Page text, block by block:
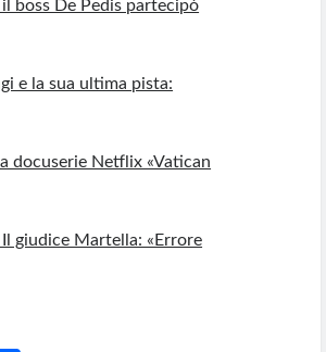
boss De Pedis partecipò
e la sua ultima pista:
docuserie Netflix «Vatican
giudice Martella: «Errore